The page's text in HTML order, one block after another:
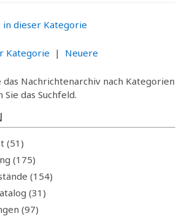
dieser Kategorie
Kategorie | Neuere
das Nachrichtenarchiv nach Kategorien
das Suchfeld.
(51)
(175)
(154)
(31)
(97)